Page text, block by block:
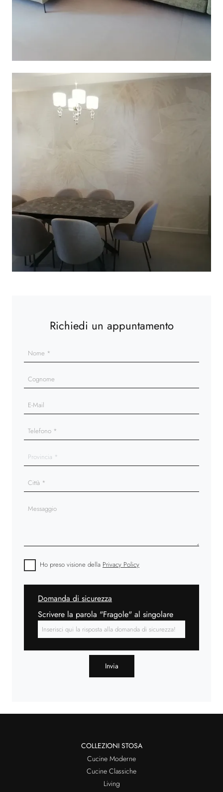
Richiedi un appuntamento
Ho preso visione della Privacy Policy
Domanda di sicurezza
Scrivere la parola "Fragole" al singolare
Invia
COLLEZIONI STOSA
Cucine Moderne
Cucine Classiche
Living